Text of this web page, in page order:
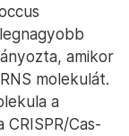
amikor
molekulát.
a
Cas-